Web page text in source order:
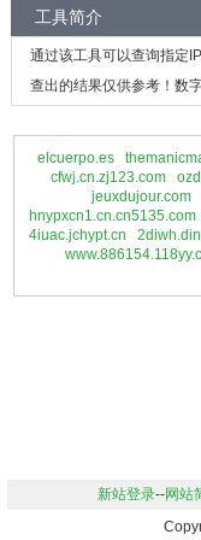
工具简介
通过该工具可以查询指定
查出的结果仅供参考！数
elcuerpo.es
cfwj.cn.zj123.com
jeuxdujour.com
hnypxcn1.cn.cn5135.com
4iuac.jchypt.cn
新站登录--网站